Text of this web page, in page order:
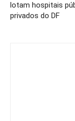
lotam hospitais
privados do DF